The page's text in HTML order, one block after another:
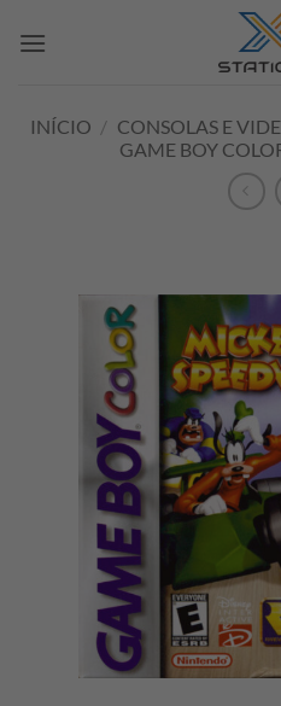
INÍCIO / CONSOLAS E
GAME BOY